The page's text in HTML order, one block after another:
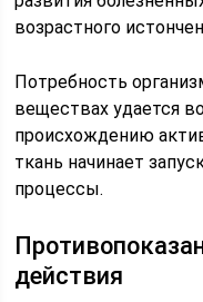
возрастного
Потребность
веществах удается
происхождению
ткань начинает
процессы.
действия